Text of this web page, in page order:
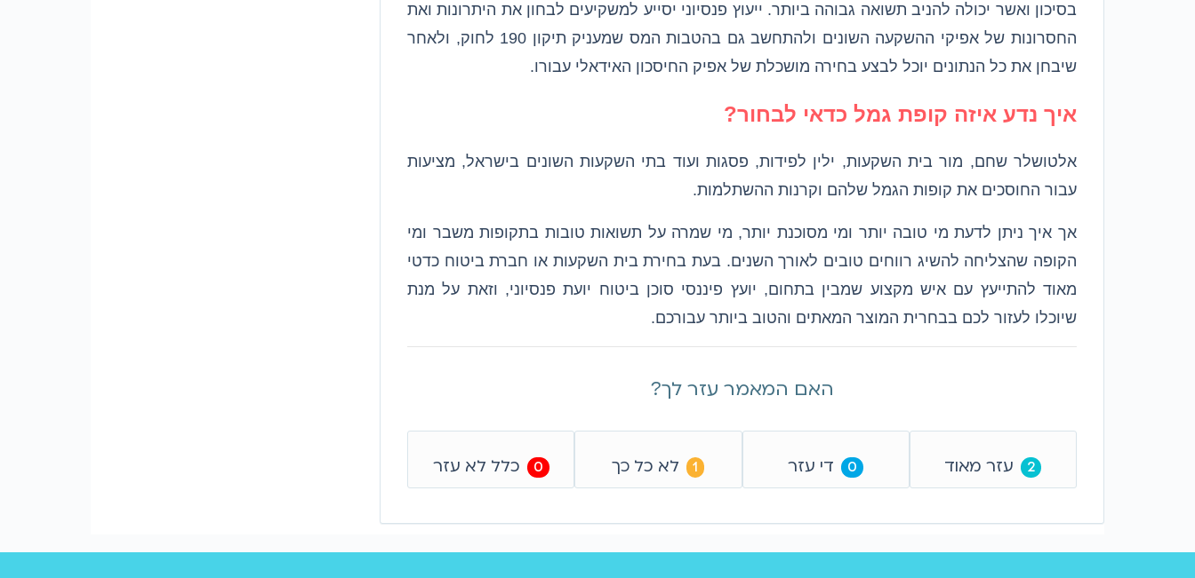
בסיכון ואשר יכולה להניב תשואה גבוהה ביותר. ייעוץ פנסיוני יסייע למשקיעים לבחון את היתרונות ואת
החסרונות של אפיקי ההשקעה השונים ולהתחשב גם בהטבות המס שמעניק תיקון 190 לחוק, ולאחר
שיבחן את כל הנתונים יוכל לבצע בחירה מושכלת של אפיק החיסכון האידאלי עבורו.
איך נדע איזה קופת גמל כדאי לבחור?
אלטושלר שחם, מור בית השקעות, ילין לפידות, פסגות ועוד בתי השקעות השונים בישראל, מציעות
עבור החוסכים את קופות הגמל שלהם וקרנות ההשתלמות.
אך איך ניתן לדעת מי טובה יותר ומי מסוכנת יותר, מי שמרה על תשואות טובות בתקופות משבר ומי
הקופה שהצליחה להשיג רווחים טובים לאורך השנים. בעת בחירת בית השקעות או חברת ביטוח כדטי
מאוד להתייעץ עם איש מקצוע שמבין בתחום, יועץ פיננסי סוכן ביטוח יועת פנסיוני, וזאת על מנת
שיוכלו לעזור לכם בבחרית המוצר המאתים והטוב ביותר עבורכם.
האם המאמר עזר לך?
2 עזר מאוד 0 די עזר 1 לא כל כך 0 כלל לא עזר